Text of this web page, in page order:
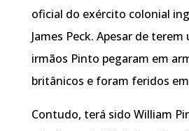
oficial do exército colonial
James Peck. Apesar de
irmãos Pinto pegaram em
britânicos e foram feridos
Contudo, terá sido William